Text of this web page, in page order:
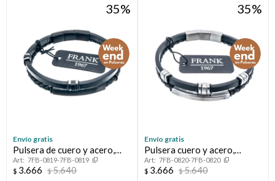
35
Envío gratis
Pulsera de cuero y acero,
FRANK7FB-0819-7FB-0819
$ 3.666 $5.640
35
Envío gratis
Pulsera cuero y acero,
FRANK7FB-0820-7FB-0820
$ 3.666 $5.640